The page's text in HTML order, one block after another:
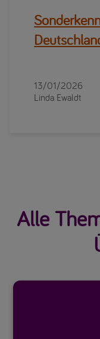
13/01/2026
Linda Ewaldt
Alle